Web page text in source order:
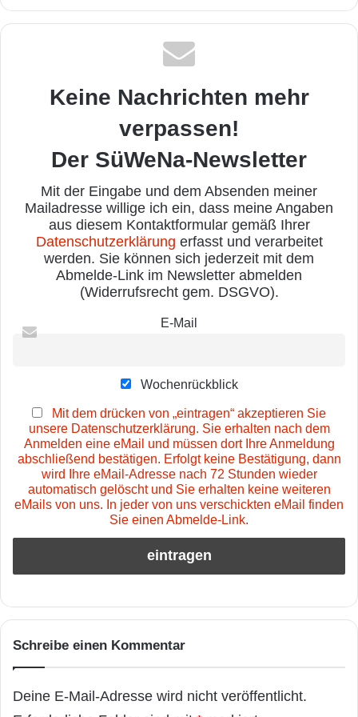
Keine Nachrichten mehr
verpassen!
Der SüWeNa-Newsletter
Mit der Eingabe und dem Absenden meiner
Mailadresse willige ich ein, dass meine Angaben
aus diesem Kontaktformular gemäß Ihrer
Datenschutzerklärung erfasst und verarbeitet
werden. Sie können sich jederzeit mit dem
Abmelde-Link im Newsletter abmelden
(Widerrufsrecht gem. DSGVO).
E-Mail
Wochenrückblick
Mit dem drücken von „eintragen“ akzeptieren Sie
unsere Datenschutzerklärung. Sie erhalten nach dem
Anmelden eine eMail und müssen dort Ihre Anmeldung
abschließend bestätigen. Erfolgt keine Bestätigung, dann
wird Ihre eMail-Adresse nach 72 Stunden wieder
automatisch gelöscht und Sie erhalten keine weiteren
eMails von uns. In jeder von uns verschickten eMail finden
Sie einen Abmelde-Link.
Schreibe einen Kommentar
Deine E-Mail-Adresse wird nicht veröffentlicht.